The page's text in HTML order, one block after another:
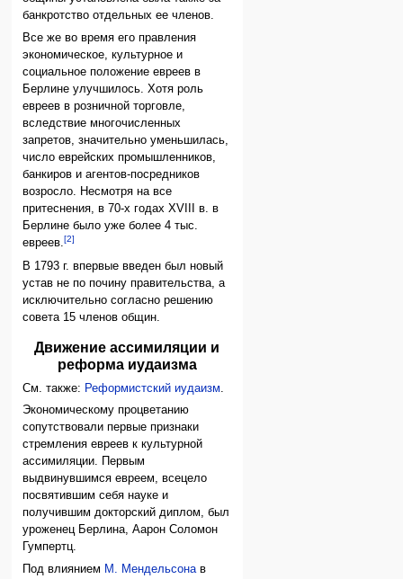
банкротство отдельных ее членов.
Все же во время его правления
экономическое, культурное и
социальное положение евреев в
Берлине улучшилось. Хотя роль
евреев в розничной торговле,
вследствие многочисленных
запретов, значительно уменьшилась,
число еврейских промышленников,
банкиров и агентов-посредников
возросло. Несмотря на все
притеснения, в 70-х годах XVIII в. в
Берлине было уже более 4 тыс.
евреев.[2]
В 1793 г. впервые введен был новый
устав не по почину правительства, а
исключительно согласно решению
совета 15 членов общин.
Движение ассимиляции и
реформа иудаизма
См. также: Реформистский иудаизм.
Экономическому процветанию
сопутствовали первые признаки
стремления евреев к культурной
ассимиляции. Первым
выдвинувшимся евреем, всецело
посвятившим себя науке и
получившим докторский диплом, был
уроженец Берлина, Аарон Соломон
Гумпертц.
Под влиянием М. Мендельсонав